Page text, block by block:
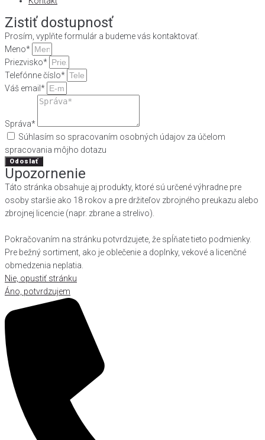
Zistiť dostupnosť
Prosím, vyplňte formulár a budeme vás kontaktovať.
Meno*
Priezvisko*
Telefónne číslo*
Váš email*
Správa*
Súhlasím so spracovaním osobných údajov za účelom
spracovania môjho dotazu
Odoslať
Upozornenie
Táto stránka obsahuje aj produkty, ktoré sú určené výhradne pre
osoby staršie ako 18 rokov a pre držiteľov zbrojného preukazu alebo
zbrojnej licencie (napr. zbrane a strelivo).
Pokračovaním na stránku potvrdzujete, že spĺňate tieto podmienky.
Pre bežný sortiment, ako je oblečenie a doplnky, vekové a licenčné
obmedzenia neplatia.
Nie, opustiť stránku
Áno, potvrdzujem